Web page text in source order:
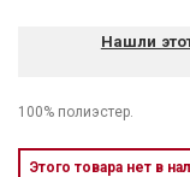
Нашли
100% полиэстер.
Этого товара нет в